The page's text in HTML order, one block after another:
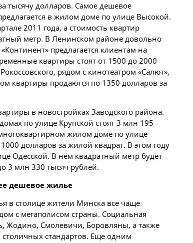
тысячу долларов. Самое дешевое
в жилом доме по улице Высокой.
2011 года, а стоимость квартир
метр. В Ленинском районе довольно
предлагается клиентам на
квартиры стоят от 1500 до 2000
рядом с кинотеатром «Салют»,
квартиры продаются по 1350 долларов за
в новостройках Заводского района.
по улице Крупской стоят 3 млн 195
жилом доме по улице
долларов за жилой квадрат. В этом году
Одесской. В нем квадратный метр будет
3 млн 330 тысяч рублей.
дешевое жилье
в столице жители Минска все чаще
с мегаполисом страны. Социальная
Жодино, Смолевичи, Боровляны, а также
столичных стандартов. Еще одним